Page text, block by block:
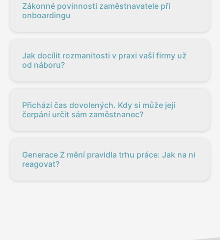
Zákonné povinnosti zaměstnavatele při
onboardingu
Jak docílit rozmanitosti v praxi vaší firmy už
od náboru?
Přichází čas dovolených. Kdy si může její
čerpání určit sám zaměstnanec?
Generace Z mění pravidla trhu práce: Jak na ni
reagovat?